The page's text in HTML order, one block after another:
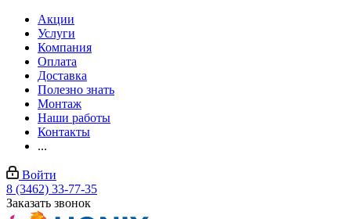
Акции
Услуги
Компания
Оплата
Доставка
Полезно знать
Монтаж
Наши работы
Контакты
...
Войти
8 (3462) 33-77-35
Заказать звонок